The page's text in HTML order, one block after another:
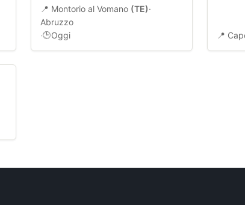
📍 Montorio al Vomano (TE)·
Abruzzo
·🕒Oggi 📍